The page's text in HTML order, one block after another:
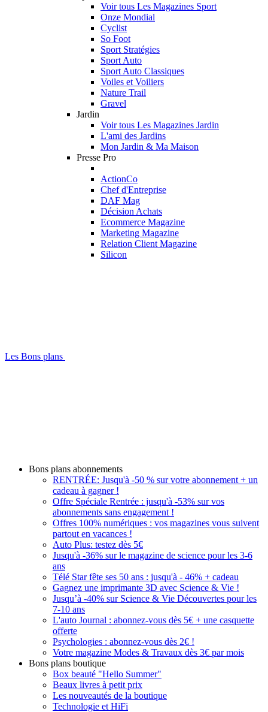
Voir tous Les Magazines Sport
Onze Mondial
Cyclist
So Foot
Sport Stratégies
Sport Auto
Sport Auto Classiques
Voiles et Voiliers
Nature Trail
Gravel
Jardin
Voir tous Les Magazines Jardin
L'ami des Jardins
Mon Jardin & Ma Maison
Presse Pro
ActionCo
Chef d'Entreprise
DAF Mag
Décision Achats
Ecommerce Magazine
Marketing Magazine
Relation Client Magazine
Silicon
Les Bons plans
Bons plans abonnements
RENTRÉE: Jusqu'à -50 % sur votre abonnement + un
cadeau à gagner !
Offre Spéciale Rentrée : jusqu'à -53% sur vos
abonnements sans engagement !
Offres 100% numériques : vos magazines vous suivent
partout en vacances !
Auto Plus: testez dès 5€
Jusqu'à -36% sur le magazine de science pour les 3-6
ans
Télé Star fête ses 50 ans : jusqu'à - 46% + cadeau
Gagnez une imprimante 3D avec Science & Vie !
Jusqu’à -40% sur Science & Vie Découvertes pour les
7-10 ans
L'auto Journal : abonnez-vous dès 5€ + une casquette
offerte
Psychologies : abonnez-vous dès 2€ !
Votre magazine Modes & Travaux dès 3€ par mois
Bons plans boutique
Box beauté "Hello Summer"
Beaux livres à petit prix
Les nouveautés de la boutique
Technologie et HiFi